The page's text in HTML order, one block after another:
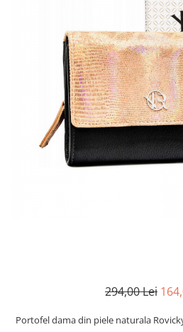
294,00 Lei
Portofel dama din piele naturala